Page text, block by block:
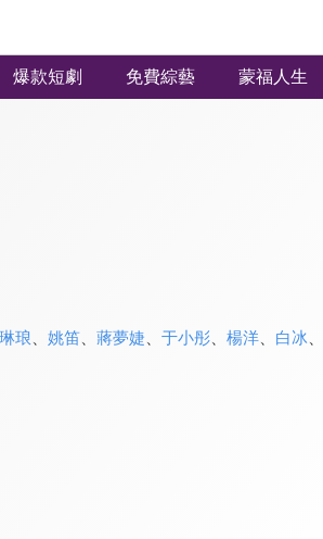
爆款短劇 免費綜藝 蒙福人生
琅 姚笛、 蔣夢婕 于小彤、 楊洋、 白冰